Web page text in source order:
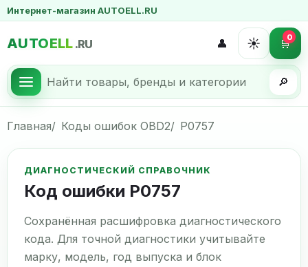
Интернет-магазин AUTOELL.RU
AUTOELL .RU
🔎
👤 ☀️ 🛒0
Главная Коды ошибок OBD2 P0757
ДИАГНОСТИЧЕСКИЙ СПРАВОЧНИК
Код ошибки P0757
Сохранённая расшифровка диагностического
кода. Для точной диагностики учитывайте
марку, модель, год выпуска и блок